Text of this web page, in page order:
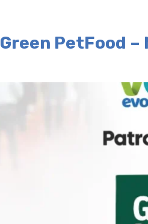
Green PetFood